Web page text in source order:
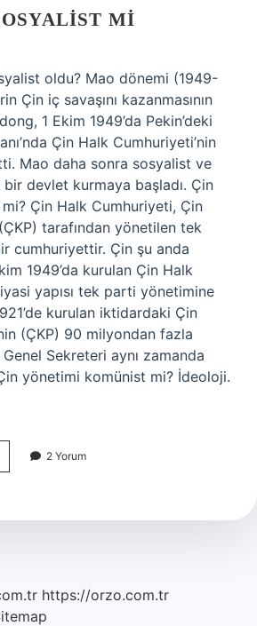
MI
oldu? Mao dönemi (1949-
Çin iç savaşını kazanmasının
1 Ekim 1949’da Pekin’deki
Çin Halk Cumhuriyeti’nin
Mao daha sonra sosyalist ve
devlet kurmaya başladı. Çin
Çin Halk Cumhuriyeti, Çin
tarafından yönetilen tek
cumhuriyettir. Çin şu anda
1949’da kurulan Çin Halk
yapısı tek parti yönetimine
kurulan iktidardaki Çin
(ÇKP) 90 milyondan fazla
Genel Sekreteri aynı zamanda
yönetimi komünist mi? İdeoloji.
2 Yorum
https://orzo.com.tr